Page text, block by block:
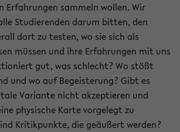
Erfahrungen sammeln wollen. Wir
Studierenden darum bitten, den
dort zu testen, wo sie sich als
müssen und ihre Erfahrungen mit uns
gut, was schlecht? Wo stößt
und wo auf Begeisterung? Gibt es
Variante nicht akzeptieren und
physische Karte vorgelegt zu
Kritikpunkte, die geäußert werden?